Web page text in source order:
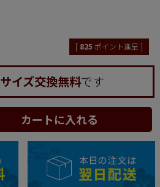
[ 825 ポイント進呈 ]
サイズ交換無料です
カートに入れる